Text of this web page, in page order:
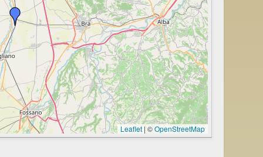
Leaflet | ©OpenStreetMap